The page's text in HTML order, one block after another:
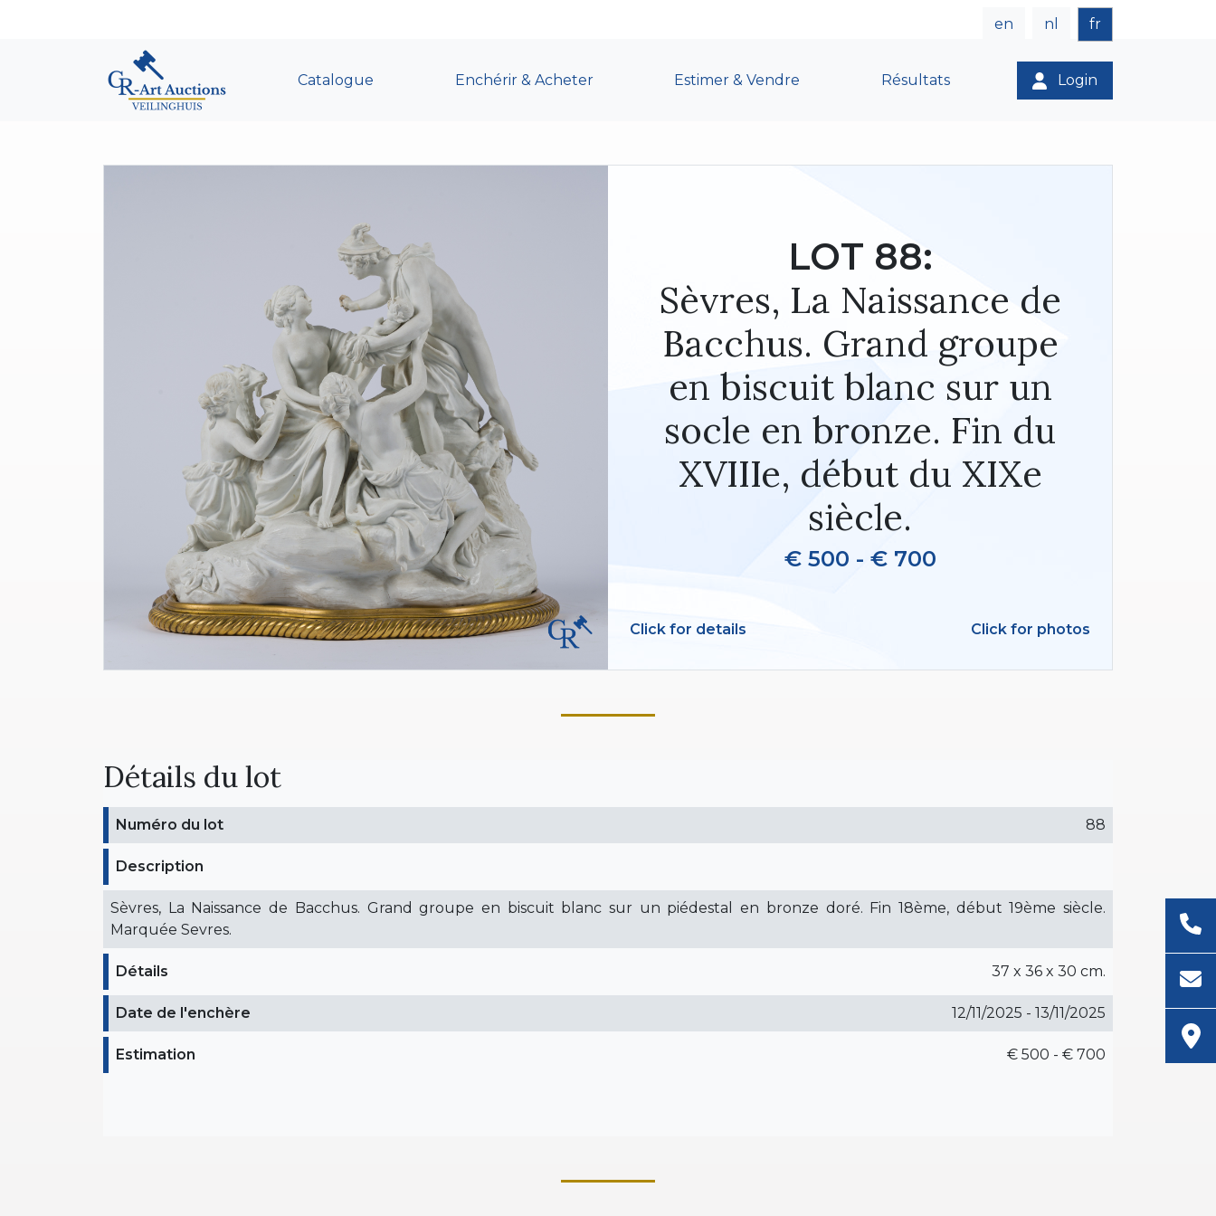
en nl fr
Catalogue Enchérir & Acheter Estimer & Vendre Résultats Login
LOT 88:
Sèvres, La Naissance de
Bacchus. Grand groupe
en biscuit blanc sur un
socle en bronze. Fin du
XVIIIe, début du XIXe
siècle.
€ 500 - € 700
Click for details Click for photos
Détails du lot
Numéro du lot 88
Description
Sèvres, La Naissance de Bacchus. Grand groupe en biscuit blanc sur un piédestal en bronze doré. Fin 18ème, début 19ème siècle.
Marquée Sevres.
Détails 37 x 36 x 30 cm.
Date de l'enchère 12/11/2025 - 13/11/2025
Estimation € 500 - € 700